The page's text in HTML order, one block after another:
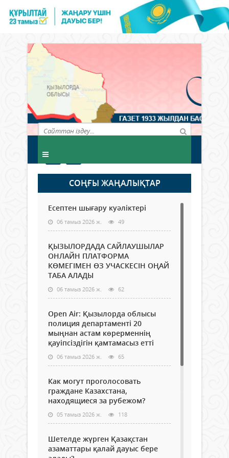
СОҢҒЫ ЖАҢАЛЫҚТАР
Есептен шығару куәліктері
06 тамыз 2026 ж. 49
ҚЫЗЫЛОРДАДА САЙЛАУШЫЛАР
ОНЛАЙН ПЛАТФОРМА
КӨМЕГІМЕН ӨЗ УЧАСКЕСІН ОҢАЙ
ТАБА АЛАДЫ
06 тамыз 2026 ж. 62
Open Air: Қызылорда облысы
полиция департаменті 20
мыңнан астам көрерменнің
қауіпсіздігін қамтамасыз етті
06 тамыз 2026 ж. 65
Как могут проголосовать
граждане Казахстана,
находящиеся за рубежом?
05 тамыз 2026 ж. 118
Шетелде жүрген Қазақстан
азаматтары қалай дауыс бере